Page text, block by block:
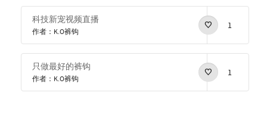
科技新宠视频直播
作者：K.O裤钩
1
只做最好的裤钩
作者：K.O裤钩
1